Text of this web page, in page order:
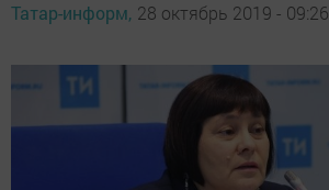
Татар-информ, 28 октябрь 2019 - 09:26